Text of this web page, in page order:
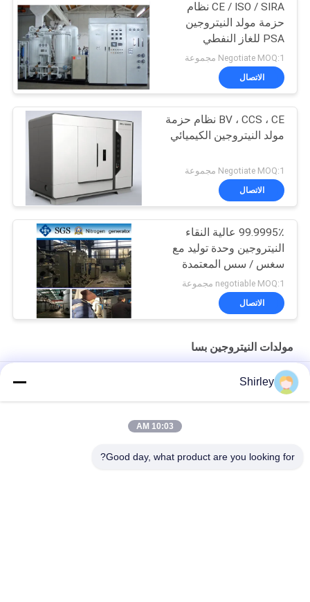
CE / ISO / SIRA نظام
حزمة مولد النيتروجين
PSA للغاز النفطي
Negotiate MOQ:1 مجموعة
الاتصال
BV ، CCS ، CE نظام حزمة
مولد النيتروجين الكيميائي
Negotiate MOQ:1 مجموعة
الاتصال
99.9995٪ عالية النقاء
النيتروجين وحدة توليد مع
سغس / سس المعتمدة
negotiable MOQ:1 مجموعة
الاتصال
مولدات النيتروجين بسا
النقاء وتوفير 90% من التكاليف
Shirley
10:03 AM
Good day, what product are you looking for?